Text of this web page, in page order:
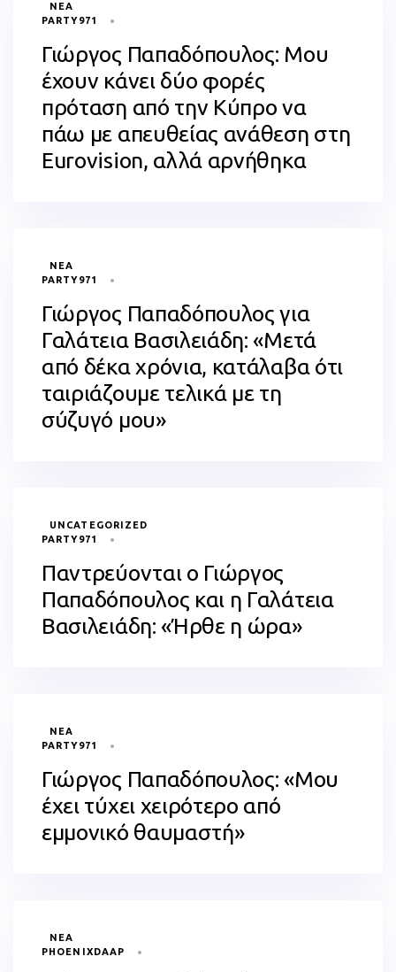
ΝΈΑ
PARTY971
Γιώργος Παπαδόπουλος: Μου
έχουν κάνει δύο φορές
πρόταση από την Κύπρο να
πάω με απευθείας ανάθεση στη
Eurovision, αλλά αρνήθηκα
ΝΈΑ
PARTY971
Γιώργος Παπαδόπουλος για
Γαλάτεια Βασιλειάδη: «Μετά
από δέκα χρόνια, κατάλαβα ότι
ταιριάζουμε τελικά με τη
σύζυγό μου»
UNCATEGORIZED
PARTY971
Παντρεύονται ο Γιώργος
Παπαδόπουλος και η Γαλάτεια
Βασιλειάδη: «Ήρθε η ώρα»
ΝΈΑ
PARTY971
Γιώργος Παπαδόπουλος: «Μου
έχει τύχει χειρότερο από
εμμονικό θαυμαστή»
ΝΈΑ
PHOENIXDAAP